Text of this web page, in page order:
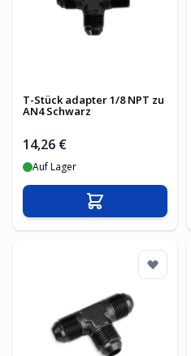
T-Stück adapter 1/8 NPT zu
AN4 Schwarz
14,26 €
Auf Lager
In den Warenkorb